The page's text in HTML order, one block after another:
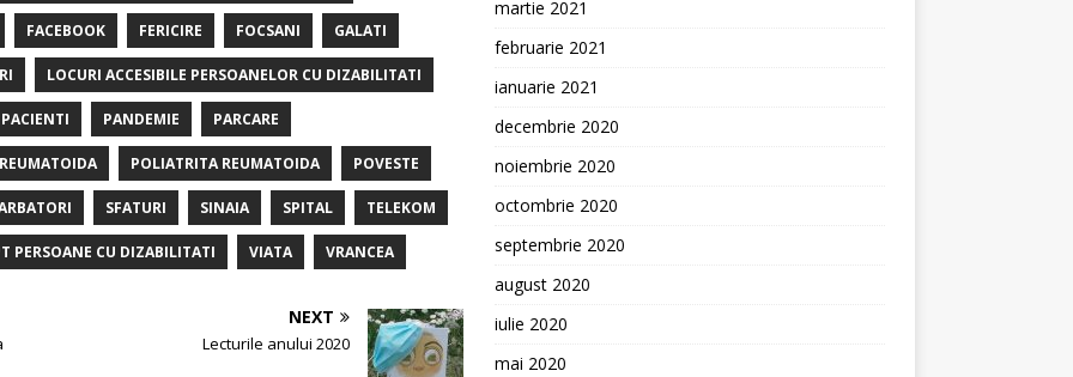
FACEBOOK FERICIRE FOCSANI GALATI
LOCURI ACCESIBILE PERSOANELOR CU DIZABILITATI
PACIENTI PANDEMIE PARCARE
POLIATRITA REUMATOIDA POVESTE
SFATURI SINAIA SPITAL TELEKOM
PERSOANE CU DIZABILITATI VIATA VRANCEA
NEXT
Lecturile anului 2020
martie 2021
februarie 2021
ianuarie 2021
decembrie 2020
noiembrie 2020
octombrie 2020
septembrie 2020
august 2020
iulie 2020
mai 2020